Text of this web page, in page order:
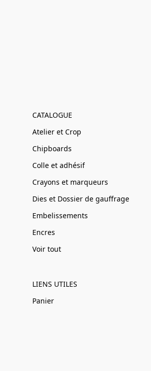
CATALOGUE
Atelier et Crop
Chipboards
Colle et adhésif
Crayons et marqueurs
Dies et Dossier de gauffrage
Embelissements
Encres
Voir tout
LIENS UTILES
Panier